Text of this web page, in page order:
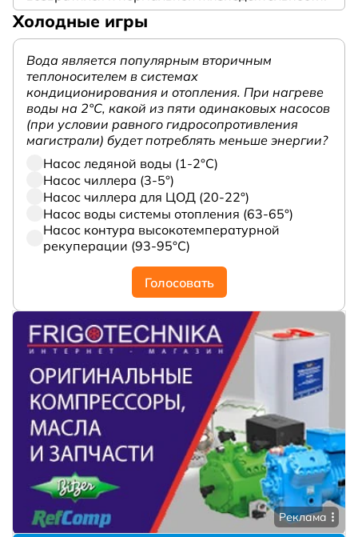
Холодные игры
Вода является популярным вторичным
теплоносителем в системах
кондиционирования и отопления. При нагреве
воды на 2°С, какой из пяти одинаковых насосов
(при условии равного гидросопротивления
магистрали) будет потреблять меньше энергии?
Насос ледяной воды (1-2°С)
Насос чиллера (3-5°)
Насос чиллера для ЦОД (20-22°)
Насос воды системы отопления (63-65°)
Насос контура высокотемпературной
рекуперации (93-95°С)
Голосовать
Реклама